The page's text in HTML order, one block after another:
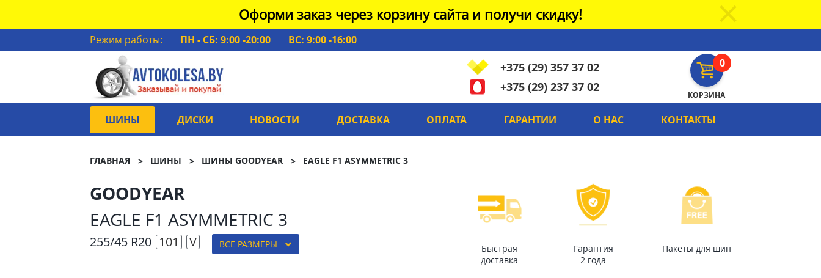
Оформи заказ через корзину сайта и получи скидку!
Режим работы: ПН - СБ: 9:00 -20:00
ВС: 9:00 -16:00
0
КОРЗИНА
+375 (29) 357 37 02
+375 (29) 237 37 02
ШИНЫ ДИСКИ НОВОСТИ ДОСТАВКА ОПЛАТА ГАРАНТИИ О НАС КОНТАКТЫ
ГЛАВНАЯ ШИНЫ ШИНЫ GOODYEAR EAGLE F1 ASYMMETRIC 3
GOODYEAR
EAGLE F1 ASYMMETRIC 3
255/45 R20 101 V ВСЕ РАЗМЕРЫ
Быстрая
доставка
Гарантия
2 года
Пакеты для шин